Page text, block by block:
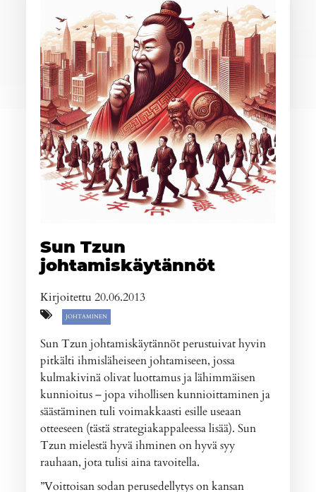
Sun Tzun
johtamiskäytännöt
Kirjoitettu 20.06.2013
JOHTAMINEN
Sun Tzun johtamiskäytännöt perustuivat hyvin
pitkälti ihmisläheiseen johtamiseen, jossa
kulmakivinä olivat luottamus ja lähimmäisen
kunnioitus – jopa vihollisen kunnioittaminen ja
säästäminen tuli voimakkaasti esille useaan
otteeseen (tästä strategiakappaleessa lisää). Sun
Tzun mielestä hyvä ihminen on hyvä syy
rauhaan, jota tulisi aina tavoitella.
”Voittoisan sodan perusedellytys on kansan